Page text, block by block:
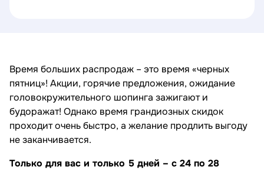
Время больших распродаж – это время «черных
пятниц»! Акции, горячие предложения, ожидание
головокружительного шопинга зажигают и
будоражат! Однако время грандиозных скидок
проходит очень быстро, а желание продлить выгоду
не заканчивается.
Только для вас и только 5 дней – с 24 по 28